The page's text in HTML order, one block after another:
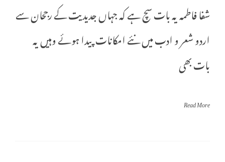
شفا فاطمہ یہ بات سچ ہے کہ جہاں جدیدیت کے رجحان سے
اردو شعر و ادب میں نئے امکانات پیدا ہوئے وہیں یہ
بات بھی
Read More